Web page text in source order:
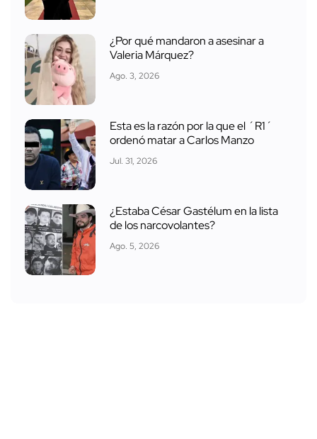
¿Por qué mandaron a asesinar a
Valeria Márquez?
Ago. 3, 2026
Esta es la razón por la que el ´R1´
ordenó matar a Carlos Manzo
Jul. 31, 2026
¿Estaba César Gastélum en la lista
de los narcovolantes?
Ago. 5, 2026